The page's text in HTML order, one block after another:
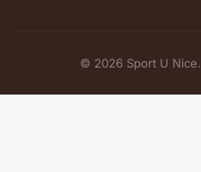
© 2026 Sport U